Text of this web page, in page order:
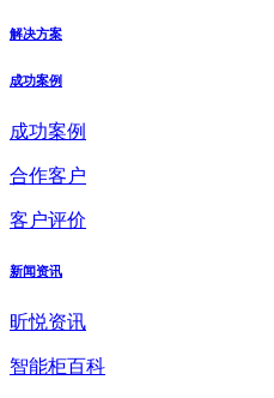
解决方案
成功案例
成功案例
合作客户
客户评价
新闻资讯
昕悦资讯
智能柜百科